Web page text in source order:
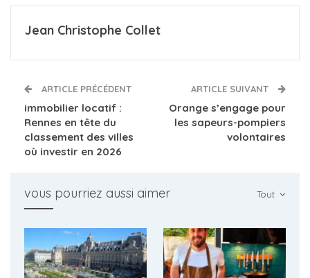
Jean Christophe Collet
ARTICLE PRÉCÉDENT
immobilier locatif :
Rennes en tête du
classement des villes
où investir en 2026
ARTICLE SUIVANT
Orange s’engage pour
les sapeurs-pompiers
volontaires
Tout
vous pourriez aussi aimer